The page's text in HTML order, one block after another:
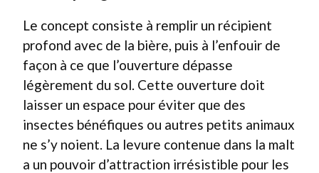
Le concept consiste à remplir un récipient
profond avec de la bière, puis à l’enfouir de
façon à ce que l’ouverture dépasse
légèrement du sol. Cette ouverture doit
laisser un espace pour éviter que des
insectes bénéfiques ou autres petits animaux
ne s’y noient. La levure contenue dans la malt
a un pouvoir d’attraction irrésistible pour les